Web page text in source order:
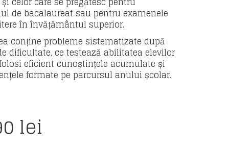
de bacalaureat sau pentru examenele
în învățământul superior.
conține probleme sistematizate după
dificultate, ce testează abilitatea elevilor
eficient cunoștințele acumulate și
formate pe parcursul anului școlar.
lei